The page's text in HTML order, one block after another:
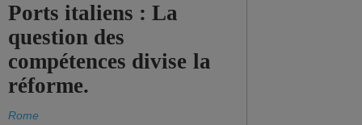
Ports italiens : La
question des
compétences divise la
réforme.
Rome